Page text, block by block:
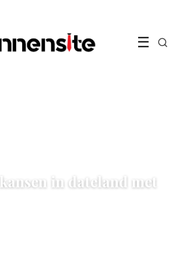
☰
in dateland met